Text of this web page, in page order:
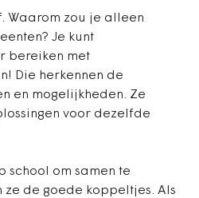
Waarom zou je alleen
Je kunt
bereiken met
Die herkennen de
en mogelijkheden. Ze
voor dezelfde
school om samen te
ze de goede koppeltjes. Als